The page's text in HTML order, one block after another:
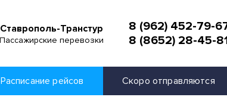
Ставрополь-Транстур
Пассажирские перевозки
8 (962) 452-79-
8 (8652) 28-45-
Расписание рейсов Скоро отправляются